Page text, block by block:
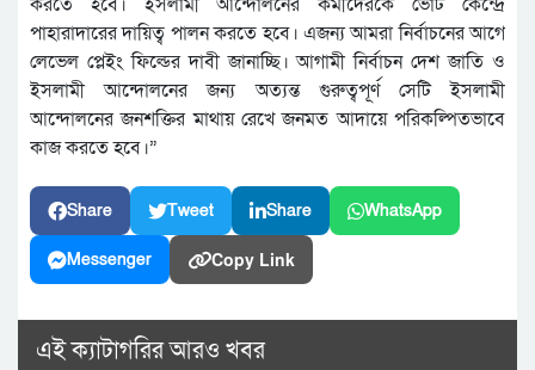
পাহারাদারের দায়িত্ব পালন করতে হবে। এজন্য আমরা নির্বাচনের আগে
লেভেল প্লেইং ফিল্ডের দাবী জানাচ্ছি। আগামী নির্বাচন দেশ জাতি ও
ইসলামী আন্দোলনের জন্য অত্যন্ত গুরুত্বপূর্ণ সেটি ইসলামী
আন্দোলনের জনশক্তির মাথায় রেখে জনমত আদায়ে পরিকল্পিতভাবে
কাজ করতে হবে।”
Share Tweet Share WhatsApp
Messenger Copy Link
এই ক্যাটাগরির আরও খবর